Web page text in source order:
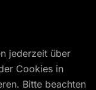
jederzeit über
Cookies in
Bitte beachten